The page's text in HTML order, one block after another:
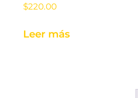
$220.00
Leer más